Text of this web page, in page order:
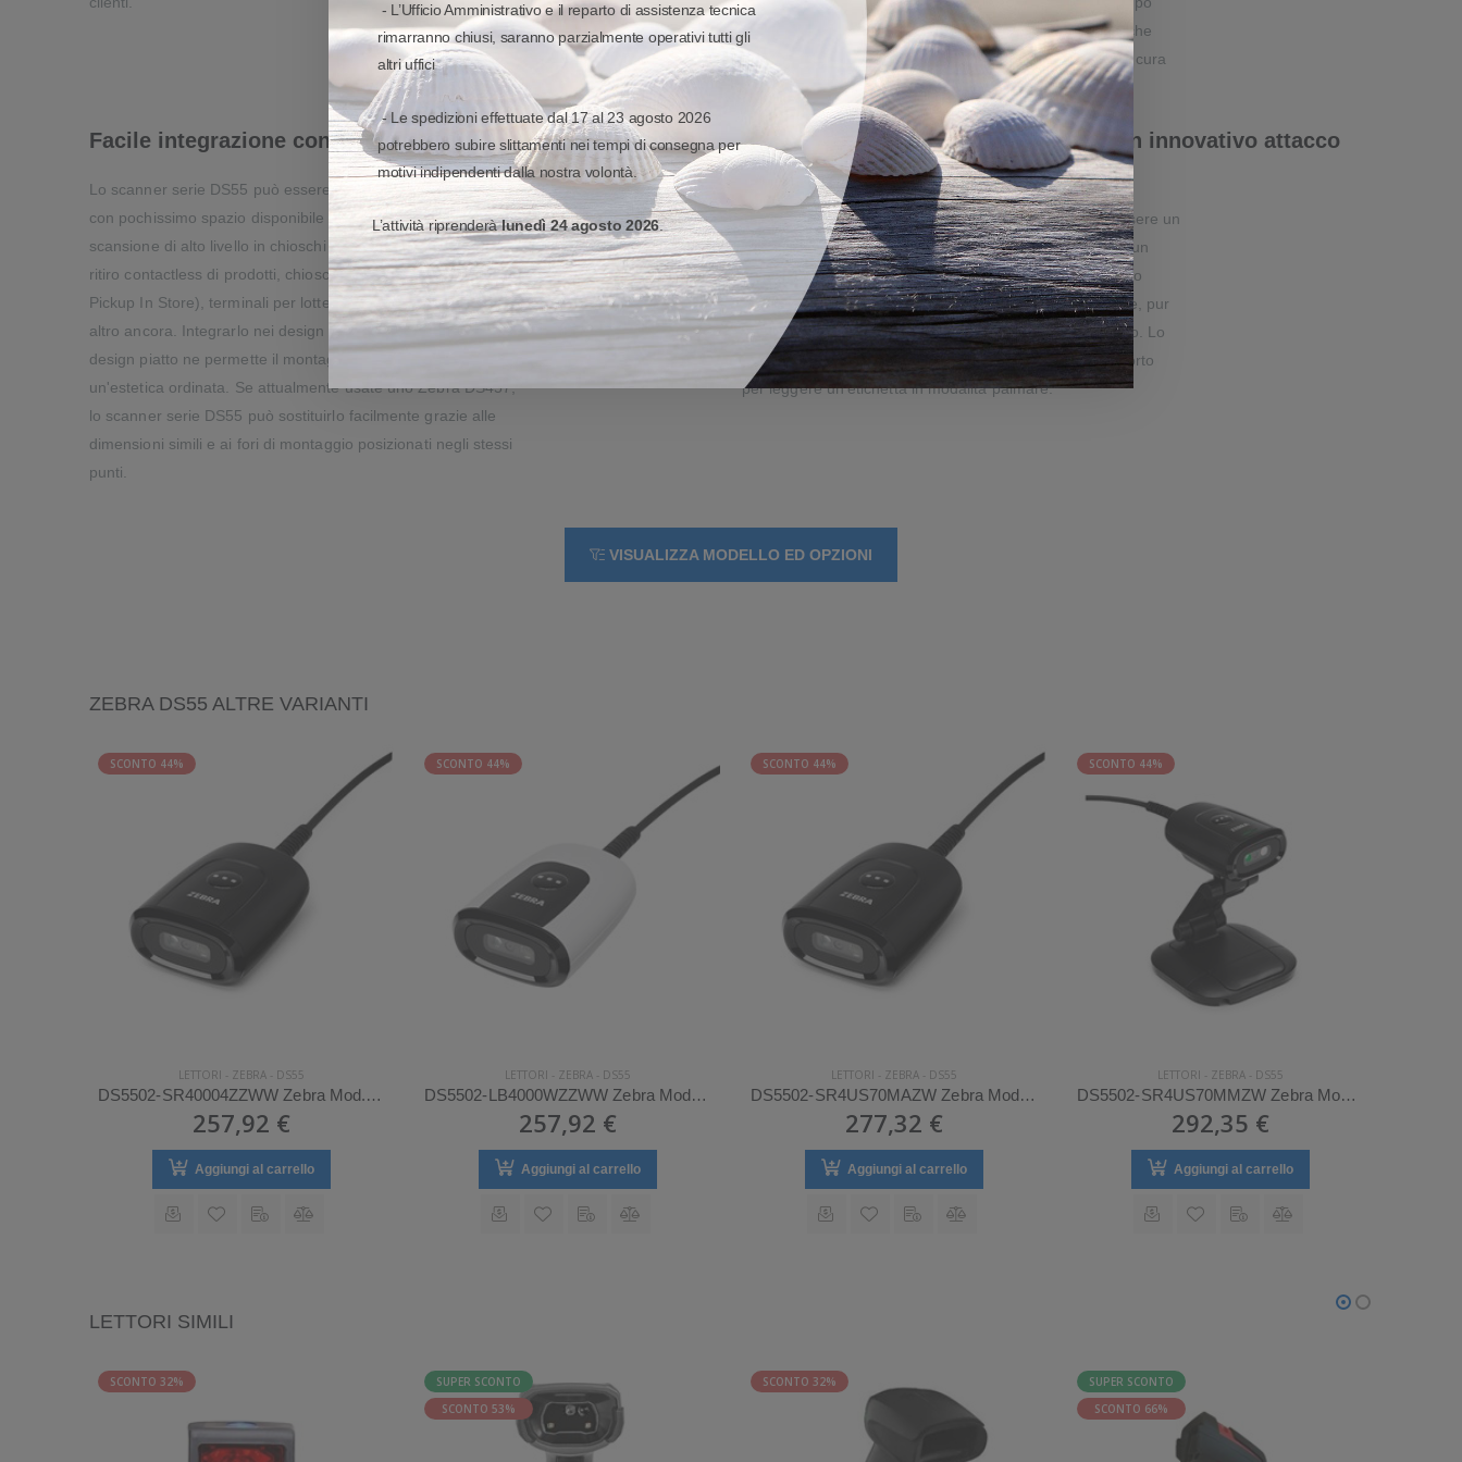
- L’Ufficio Amministrativo e il reparto di assistenza tecnica
rimarranno chiusi, saranno parzialmente operativi tutti gli
altri uffici
- Le spedizioni effettuate dal 17 al 23 agosto 2026
potrebbero subire slittamenti nei tempi di consegna per
motivi indipendenti dalla nostra volontà.
L’attività riprenderàlunedì 24 agosto 2026.
visivo omnidirezionale rende la scansione più semplice che
mai, poiché non occorre posizionare i codici a barre con cura
particolare per essere sicuri di leggerli.
Facile integrazione con le soluzioni self-service
Lo scanner serie DS55 può essere integrato anche in prodotti
con pochissimo spazio disponibile per offrire prestazioni di
scansione di alto livello in chioschi self-service, locker per il
ritiro contactless di prodotti, chioschi BOPIS (Buy Online
Pickup In Store), terminali per lotterie, chioschi di biglietteria e
altro ancora. Integrarlo nei design dei vostri prodotti è facile. Il
design piatto ne permette il montaggio a filo per garantire
un'estetica ordinata. Se attualmente usate uno Zebra DS457,
lo scanner serie DS55 può sostituirlo facilmente grazie alle
dimensioni simili e ai fori di montaggio posizionati negli stessi
punti.
Opzioni di montaggio triplicate con un innovativo attacco
3 in 1
Il nuovo accessorio di montaggio 3 in 1 di Zebra può essere un
supporto per display di computer, un attacco a parete o un
supporto di presentazione. Il lato con supporto magnetico
mantiene lo scanner serie DS55 saldamente in posizione, pur
consentendogli di ruotare su entrambi i lati se necessario. Lo
scanner si può estrarre e reinserire facilmente nel supporto
per leggere un'etichetta in modalità palmare.
VISUALIZZA MODELLO ED OPZIONI
ZEBRA DS55 ALTRE VARIANTI
SCONTO 44%
LETTORI - ZEBRA - DS55
DS5502-SR40004ZZWW Zebra Mod. DS55.
257,92 €
Aggiungi al carrello
SCONTO 44%
LETTORI - ZEBRA - DS55
DS5502-LB4000WZZWW Zebra Mod. DS55.
257,92 €
Aggiungi al carrello
SCONTO 44%
LETTORI - ZEBRA - DS55
DS5502-SR4US70MAZW Zebra Mod. DS55.
277,32 €
Aggiungi al carrello
SCONTO 44%
LETTORI - ZEBRA - DS55
DS5502-SR4US70MMZW Zebra Mod. DS55.
292,35 €
Aggiungi al carrello
LETTORI SIMILI
SCONTO 32%
SUPER SCONTO
SCONTO 53%
SCONTO 32%
SUPER SCONTO
SCONTO 66%